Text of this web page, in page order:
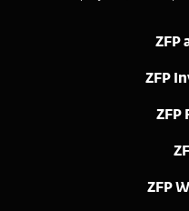
ZFP
ZFP
ZFP
ZFP